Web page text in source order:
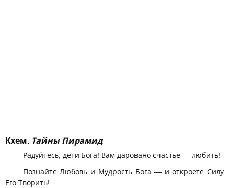
Кхем. Тайны Пирамид
Радуйтесь, дети Бога! Вам даровано счастье — любить!
Познайте Любовь и Мудрость Бога — и откроете Силу
Его Творить!